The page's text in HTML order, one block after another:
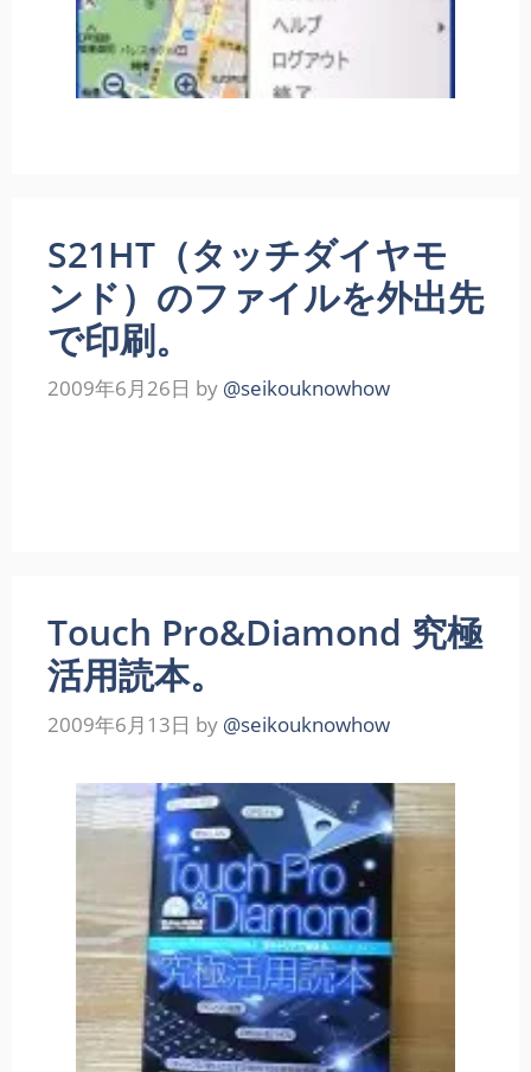
S21HT（タッチダイヤモ
ンド）のファイルを外出先
で印刷。
2009年6月26日 by @seikouknowhow
Touch Pro&Diamond 究極
活用読本。
2009年6月13日 by @seikouknowhow